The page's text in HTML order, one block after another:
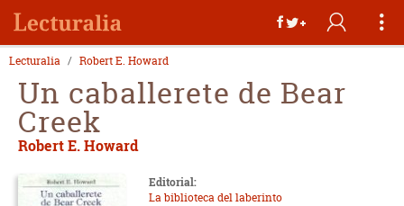
Lecturalia Robert E. Howard
Un caballerete de Bear
Creek
Robert E. Howard
Editorial:
La biblioteca del laberinto